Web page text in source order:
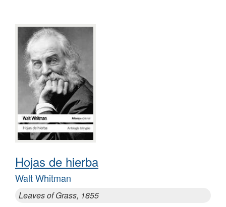
Hojas de hierba
Walt Whitman
Leaves of Grass, 1855